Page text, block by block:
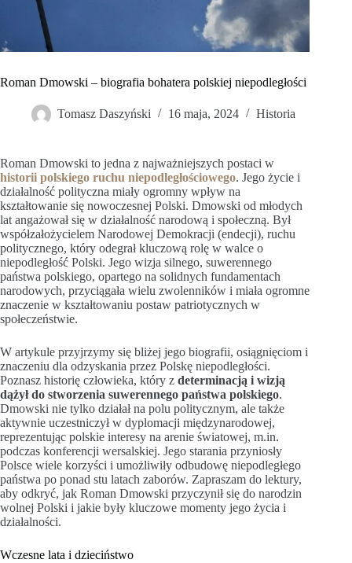
Roman Dmowski – biografia bohatera polskiej niepodległości
Tomasz Daszyński 16 maja, 2024 Historia
Roman Dmowski to jedna z najważniejszych postaci w
historii polskiego ruchu niepodległościowego. Jego życie i
działalność polityczna miały ogromny wpływ na
kształtowanie się nowoczesnej Polski. Dmowski od młodych
lat angażował się w działalność narodową i społeczną. Był
współzałożycielem Narodowej Demokracji (endecji), ruchu
politycznego, który odegrał kluczową rolę w walce o
niepodległość Polski. Jego wizja silnego, suwerennego
państwa polskiego, opartego na solidnych fundamentach
narodowych, przyciągała wielu zwolenników i miała ogromne
znaczenie w kształtowaniu postaw patriotycznych w
społeczeństwie.
W artykule przyjrzymy się bliżej jego biografii, osiągnięciom i
znaczeniu dla odzyskania przez Polskę niepodległości.
Poznasz historię człowieka, który z determinacją i wizją
dążył do stworzenia suwerennego państwa polskiego.
Dmowski nie tylko działał na polu politycznym, ale także
aktywnie uczestniczył w dyplomacji międzynarodowej,
reprezentując polskie interesy na arenie światowej, m.in.
podczas konferencji wersalskiej. Jego starania przyniosły
Polsce wiele korzyści i umożliwiły odbudowę niepodległego
państwa po ponad stu latach zaborów. Zapraszam do lektury,
aby odkryć, jak Roman Dmowski przyczynił się do narodzin
wolnej Polski i jakie były kluczowe momenty jego życia i
działalności.
Wczesne lata i dzieciństwo